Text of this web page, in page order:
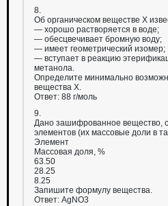
8.
Об органическом веществе Х
— хорошо растворяется в воде;
— обесцвечивает бромную воду;
— имеет геометрический изомер;
— вступает в реакцию
метанола.
Определите минимально
вещества Х.
Ответ: 88 г/моль
9.
Дано зашифрованное вещество,
элементов (их массовые доли в
Элемент
Массовая доля, %
63.50
28.25
8.25
Запишите формулу вещества.
Ответ: AgNO3